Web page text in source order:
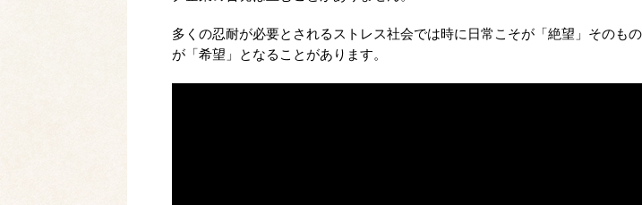
多くの忍耐が必要とされるストレス社会では時に日常こそが「絶望」そのも
が「希望」となることがあります。